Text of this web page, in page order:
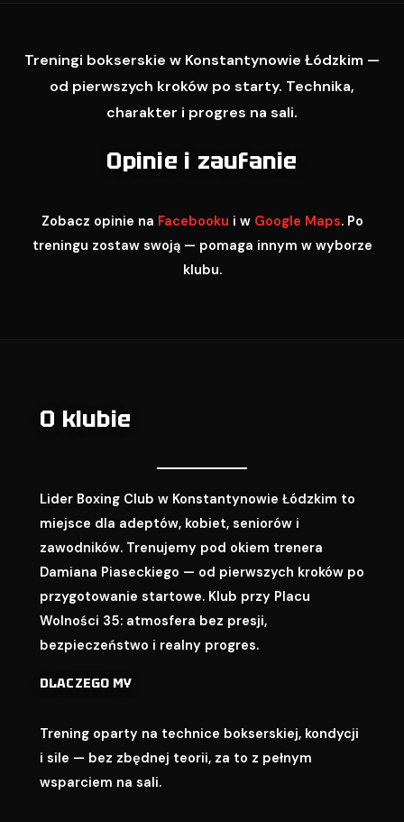
Treningi bokserskie w Konstantynowie Łódzkim —
od pierwszych kroków po starty. Technika,
charakter i progres na sali.
Opinie i zaufanie
Zobacz opinie na Facebooku i w Google Maps. Po
treningu zostaw swoją — pomaga innym w wyborze
klubu.
O klubie
Lider Boxing Club w Konstantynowie Łódzkim to
miejsce dla adeptów, kobiet, seniorów i
zawodników. Trenujemy pod okiem trenera
Damiana Piaseckiego — od pierwszych kroków po
przygotowanie startowe. Klub przy Placu
Wolności 35: atmosfera bez presji,
bezpieczeństwo i realny progres.
DLACZEGO MY
Trening oparty na technice bokserskiej, kondycji
i sile — bez zbędnej teorii, za to z pełnym
wsparciem na sali.